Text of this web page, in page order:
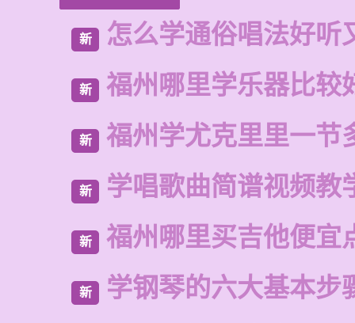
新 怎么学通俗唱法好听
新 福州哪里学乐器比较
新 福州学尤克里里一节
新 学唱歌曲简谱视频教
新 福州哪里买吉他便宜
新 学钢琴的六大基本步